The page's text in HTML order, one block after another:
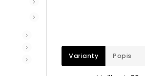
Varianty Popis